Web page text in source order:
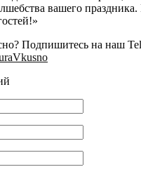
вашего
Подпишитесь на наш